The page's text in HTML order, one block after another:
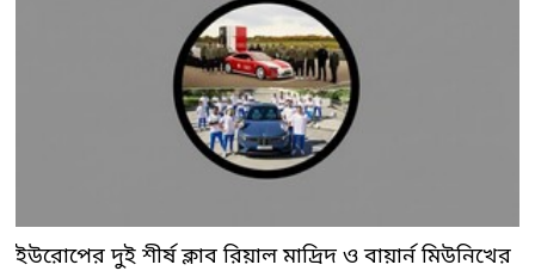
ইউরোপের দুই শীর্ষ ক্লাব রিয়াল মাদ্রিদ ও বায়ার্ন মিউনিখের